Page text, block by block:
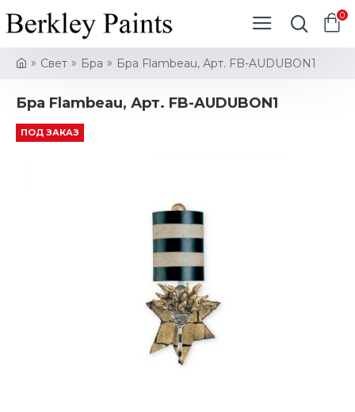
0
Свет Бра Бра Flambeau, Арт. FB-AUDUBON1
Бра Flambeau, Арт. FB-AUDUBON1
ПОД ЗАКАЗ